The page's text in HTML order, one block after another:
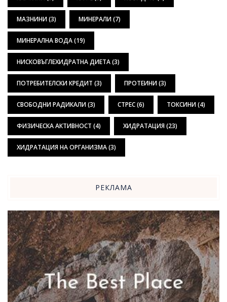
МАЗНИНИ(3) МИНЕРАЛИ(7)
МИНЕРАЛНА ВОДА(19)
НИСКОВЪГЛЕХИДРАТНА ДИЕТА(3)
ПОТРЕБИТЕЛСКИ КРЕДИТ (3) ПРОТЕИНИ(3)
СВОБОДНИ РАДИКАЛИ(3) СТРЕС(6) ТОКСИНИ(4)
ФИЗИЧЕСКА АКТИВНОСТ (4) ХИДРАТАЦИЯ(23)
ХИДРАТАЦИЯ НА ОРГАНИЗМА(3)
РЕКЛАМА